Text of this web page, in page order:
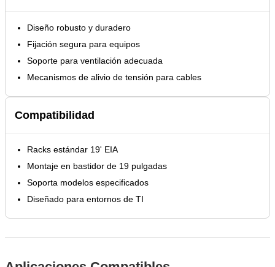
Diseño robusto y duradero
Fijación segura para equipos
Soporte para ventilación adecuada
Mecanismos de alivio de tensión para cables
Compatibilidad
Racks estándar 19' EIA
Montaje en bastidor de 19 pulgadas
Soporta modelos especificados
Diseñado para entornos de TI